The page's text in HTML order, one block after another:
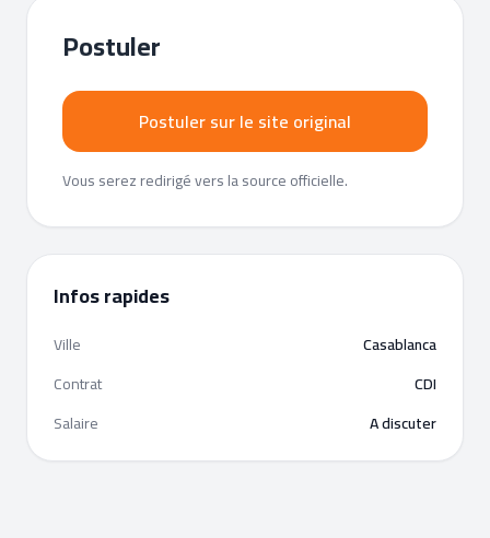
Postuler
Postuler sur le site original
Vous serez redirigé vers la source officielle.
Infos rapides
Ville
Casablanca
Contrat
CDI
Salaire
A discuter